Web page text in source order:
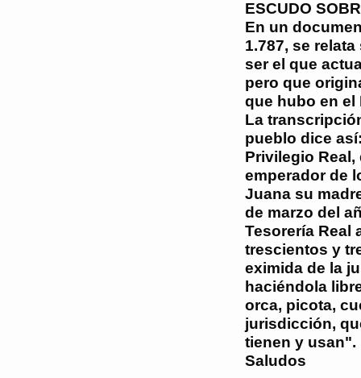
ESCUDO
En un
1.787, se
ser el que
pero que
que hubo en el
La
pueblo dice
Privilegio
emperador de
Juana su
de marzo del
Tesorería Real
trescientos y
eximida de la
haciéndola
orca, picota,
jurisdicción,
tienen y usan".
Saludos